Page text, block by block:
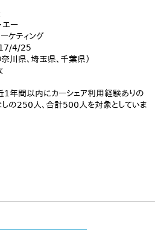
エー
ケティング
4/25
川県、埼玉県、千葉県）
間以内にカーシェア利用経験ありの
の250人、合計500人を対象としていま